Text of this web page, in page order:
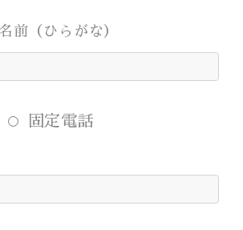
前（ひらがな）
固定電話